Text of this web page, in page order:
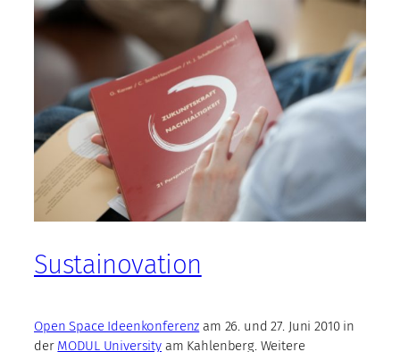
Sustainovation
Open Space Ideenkonferenz am 26. und 27. Juni 2010 in
der MODUL University am Kahlenberg. Weitere